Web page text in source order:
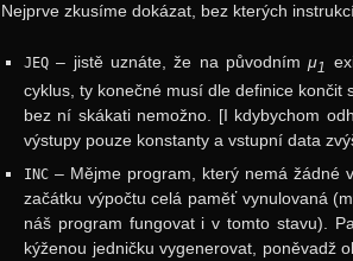
Nejprve zkusíme dokázat, bez kterých
JEQ– jistě uznáte, že na původnímμ1
cyklus, ty konečné musí dle definice
bez ní skákati nemožno. [I kdybychom
výstupy pouze konstanty a vstupní data
INC– Mějme program, který nemá žádné
začátku výpočtu celá paměť vynulovaná
náš program fungovat i v tomto stavu).
kýženou jedničku vygenerovat, poněvadž